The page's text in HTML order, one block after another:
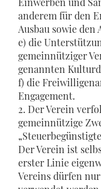
anderem für den
Ausbau sowie
e) die
gemeinnütziger
genannten
f) die
Engagement.
2. Der Verein
gemeinnützige
Der Verein ist
erster Linie
Vereins dürfen